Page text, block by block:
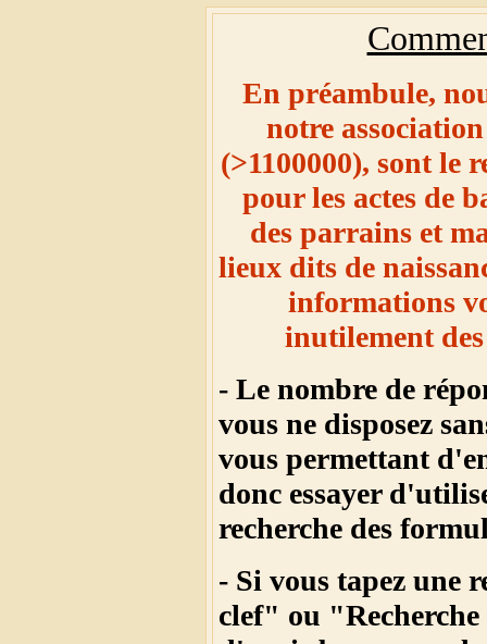
En préambule,
notre
(>1100000), sont le
pour les actes de
des parrains et
lieux dits de
informations
inutilement
- Le nombre de
vous ne disposez
vous permettant
donc essayer
recherche des
- Si vous tapez une
clef" ou "